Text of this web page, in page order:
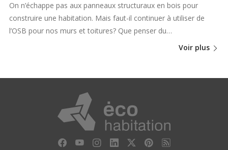
On n’échappe pas aux panneaux structuraux en bois pour
construire une habitation. Mais faut-il continuer à utiliser de
l’OSB pour nos murs et toitures? Que penser du…
Voir plus